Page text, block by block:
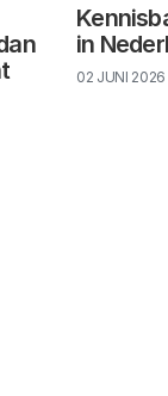
in
02 JUNI 2026